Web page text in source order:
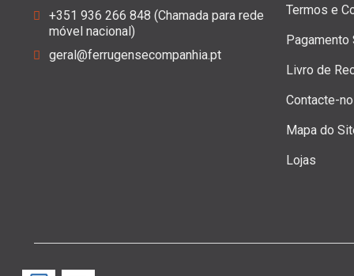
+351 936 266 848 (Chamada para rede
móvel nacional)
geral@ferrugensecompanhia.pt
Termos e
Pagamento
Livro de
Contacte-
Mapa do
Lojas